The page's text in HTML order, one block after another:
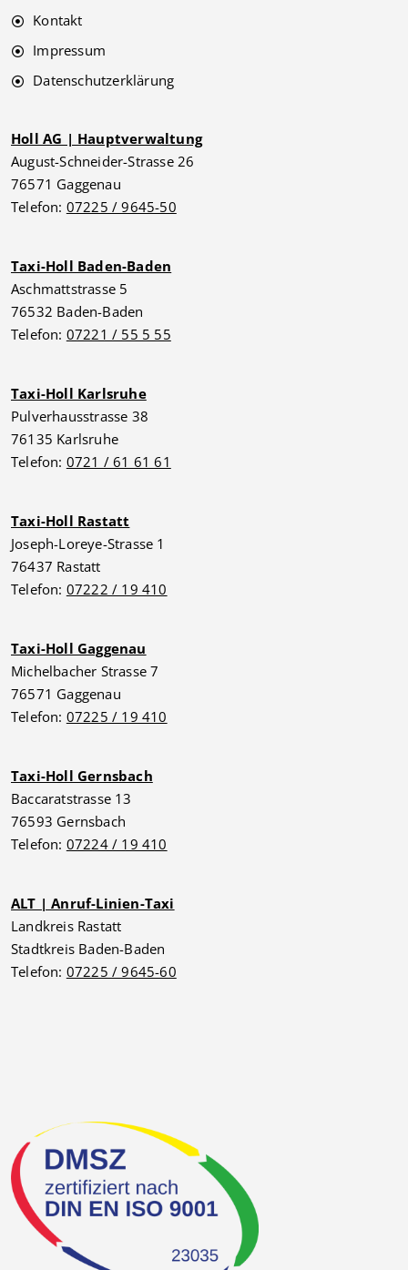
Kontakt
Impressum
Datenschutzerklärung
Holl AG | Hauptverwaltung
August-Schneider-Strasse 26
76571 Gaggenau
Telefon: 07225 / 9645-50
Taxi-Holl Baden-Baden
Aschmattstrasse 5
76532 Baden-Baden
Telefon: 07221 / 55 5 55
Taxi-Holl Karlsruhe
Pulverhausstrasse 38
76135 Karlsruhe
Telefon: 0721 / 61 61 61
Taxi-Holl Rastatt
Joseph-Loreye-Strasse 1
76437 Rastatt
Telefon: 07222 / 19 410
Taxi-Holl Gaggenau
Michelbacher Strasse 7
76571 Gaggenau
Telefon: 07225 / 19 410
Taxi-Holl Gernsbach
Baccaratstrasse 13
76593 Gernsbach
Telefon: 07224 / 19 410
ALT | Anruf-Linien-Taxi
Landkreis Rastatt
Stadtkreis Baden-Baden
Telefon: 07225 / 9645-60